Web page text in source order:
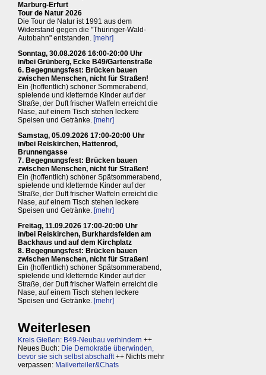
Marburg-Erfurt
Tour de Natur 2026
Die Tour de Natur ist 1991 aus dem
Widerstand gegen die "Thüringer-Wald-
Autobahn" entstanden. [mehr]
Sonntag, 30.08.2026 16:00-20:00 Uhr
in/bei Grünberg, Ecke B49/Gartenstraße
6. Begegnungsfest: Brücken bauen
zwischen Menschen, nicht für Straßen!
Ein (hoffentlich) schöner Sommerabend,
spielende und kletternde Kinder auf der
Straße, der Duft frischer Waffeln erreicht die
Nase, auf einem Tisch stehen leckere
Speisen und Getränke. [mehr]
Samstag, 05.09.2026 17:00-20:00 Uhr
in/bei Reiskirchen, Hattenrod,
Brunnengasse
7. Begegnungsfest: Brücken bauen
zwischen Menschen, nicht für Straßen!
Ein (hoffentlich) schöner Spätsommerabend,
spielende und kletternde Kinder auf der
Straße, der Duft frischer Waffeln erreicht die
Nase, auf einem Tisch stehen leckere
Speisen und Getränke. [mehr]
Freitag, 11.09.2026 17:00-20:00 Uhr
in/bei Reiskirchen, Burkhardsfelden am
Backhaus und auf dem Kirchplatz
8. Begegnungsfest: Brücken bauen
zwischen Menschen, nicht für Straßen!
Ein (hoffentlich) schöner Spätsommerabend,
spielende und kletternde Kinder auf der
Straße, der Duft frischer Waffeln erreicht die
Nase, auf einem Tisch stehen leckere
Speisen und Getränke. [mehr]
Weiterlesen
Kreis Gießen: B49-Neubau verhindern ++
Neues Buch: Die Demokratie überwinden,
bevor sie sich selbst abschafft++ Nichts mehr
verpassen: Mailverteiler&Chats